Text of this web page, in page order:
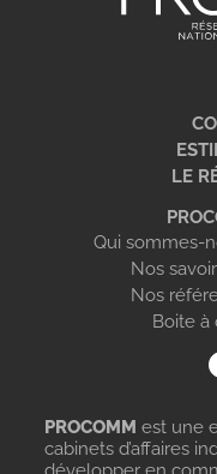
LE
Qui sommes-
Nos
Nos
Boite à
PROCOMM est une
cabinets d’affaires